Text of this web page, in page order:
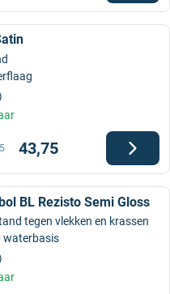
43,75
BL Rezisto Semi Gloss
tegen vlekken en krassen
waterbasis